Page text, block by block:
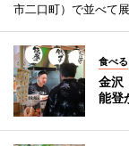
市二口町）で並べて展
食べる
金沢
能登